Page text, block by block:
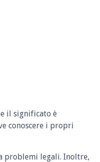
il significato è
conoscere i propri
problemi legali. Inoltre,